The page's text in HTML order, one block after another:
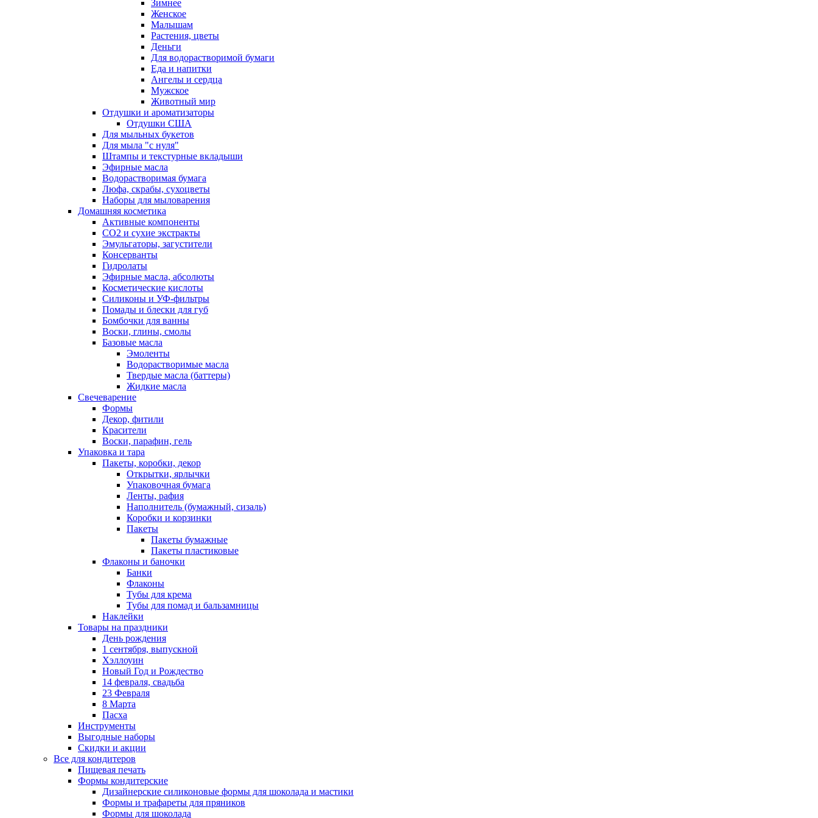
Зимнее
Женское
Малышам
Растения, цветы
Деньги
Для водорастворимой бумаги
Еда и напитки
Ангелы и сердца
Мужское
Животный мир
Отдушки и ароматизаторы
Отдушки США
Для мыльных букетов
Для мыла "с нуля"
Штампы и текстурные вкладыши
Эфирные масла
Водорастворимая бумага
Люфа, скрабы, сухоцветы
Наборы для мыловарения
Домашняя косметика
Активные компоненты
СО2 и сухие экстракты
Эмульгаторы, загустители
Консерванты
Гидролаты
Эфирные масла, абсолюты
Косметические кислоты
Силиконы и УФ-фильтры
Помады и блески для губ
Бомбочки для ванны
Воски, глины, смолы
Базовые масла
Эмоленты
Водорастворимые масла
Твердые масла (баттеры)
Жидкие масла
Свечеварение
Формы
Декор, фитили
Красители
Воски, парафин, гель
Упаковка и тара
Пакеты, коробки, декор
Открытки, ярлычки
Упаковочная бумага
Ленты, рафия
Наполнитель (бумажный, сизаль)
Коробки и корзинки
Пакеты
Пакеты бумажные
Пакеты пластиковые
Флаконы и баночки
Банки
Флаконы
Тубы для крема
Тубы для помад и бальзамницы
Наклейки
Товары на праздники
День рождения
1 сентября, выпускной
Хэллоуин
Новый Год и Рождество
14 февраля, свадьба
23 Февраля
8 Марта
Пасха
Инструменты
Выгодные наборы
Скидки и акции
Все для кондитеров
Пищевая печать
Формы кондитерские
Дизайнерские силиконовые формы для шоколада и мастики
Формы и трафареты для пряников
Формы для шоколада